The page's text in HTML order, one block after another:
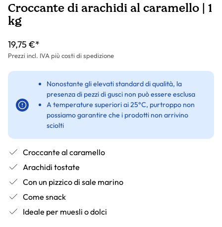
Croccante di arachidi al caramello | 1
kg
19,75 €*
Prezzi incl. IVA più costi di spedizione
Nonostante gli elevati standard di qualità, la
presenza di pezzi di gusci non può essere esclusa
A temperature superiori ai 25°C, purtroppo non
possiamo garantire che i prodotti non arrivino
sciolti
Croccante al caramello
Arachidi tostate
Con un pizzico di sale marino
Come snack
Ideale per muesli o dolci